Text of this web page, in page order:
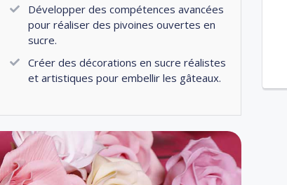
Développer des compétences avancées
pour réaliser des pivoines ouvertes en
sucre.
Créer des décorations en sucre réalistes
et artistiques pour embellir les gâteaux.